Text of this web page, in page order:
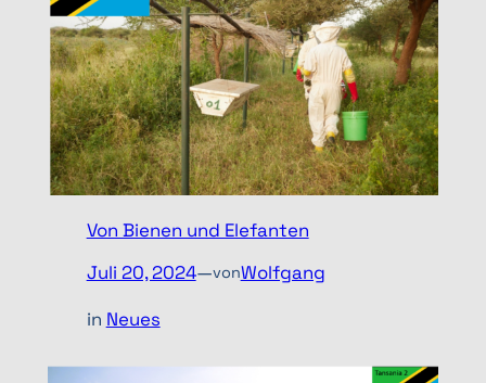
o
r
i
e
n
Von Bienen und Elefanten
Juli 20, 2024—vonWolfgang
in Neues